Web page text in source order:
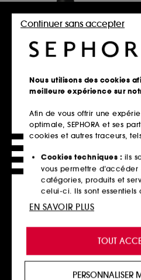
Protection Chaleur Voyage
/ 100ml
Ajouter au panier
Nous utilisons des cookies
meilleure expérience sur
Afin de vous offrir une
optimale, SEPHORA et ses
cookies et autres traceurs,
Cookies techniques : ils
vous permettre d’accéder
catégories, produits et
celui-ci. Ils sont essentiels
technique du site et ne
de vous offrir une
personnalisée en vous
produits, des services et
TOUT
Continuer sans accepter
PERSONNALISER
EN SAVOIR PLUS